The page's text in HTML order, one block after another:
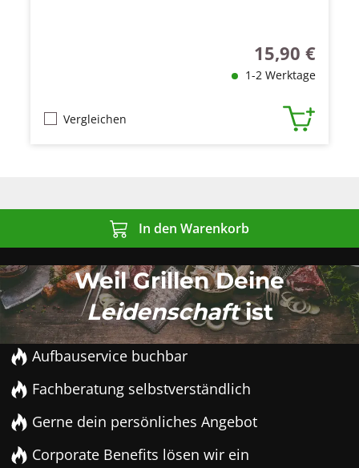
Regulärer Preis:
15,90 €
1-2 Werktage
Vergleichen
In den Warenkorb
Weil Grillen Deine
Leidenschaftist
Aufbauservice buchbar
Fachberatung selbstverständlich
Gerne dein persönliches Angebot
Corporate Benefits lösen wir ein